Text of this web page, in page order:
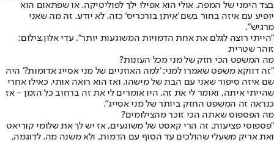
בצד הימני של המפה. אולי הוא אפילו ילך לפוליטיקה. או שפתאום הוא
יופיע עם איזה בחור בשם 'איתן בורכריס' כזה. לא יודע. זה מה שאני
מרגיש".
"הייתי רוצה לגלם את אחת הדמויות המשוגעות יותר". עדי אלון,צילום:
זוהר שטרית
מה המשפט הכי חזק של מני מכל העונות?
"זה דווקא משפט שאמרו למני: 'למה האוזניים של מני אסייג אדומות?' היה
שם איזה סיפור שאני עם הבת של מישהו, ואז הוא רואה אותי, כאילו אחרי
שהייתי איתה, ואומר לי את זה. היו אומרים לי את זה ברחוב כל הזמן - אז
כנראה זה המשפט החזק ביותר של מני אסייג".
מה הפספוס שאתה הכי זוכר מהצילומים?
"פספוסי פציעות. זה הרי קאסט של משוגעים, אז יש לך את שלומי קוריאט
ואת אריק משעלי שהולכים עד הסוף עם הדמות, ולא משנה מה. לדוגמה,